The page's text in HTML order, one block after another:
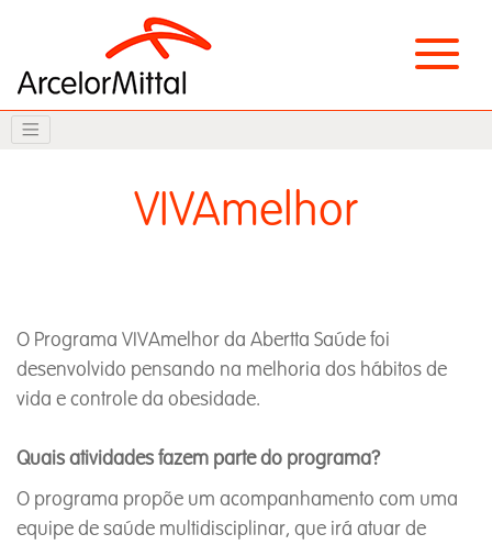
VIVAmelhor
O Programa VIVAmelhor da Abertta Saúde foi
desenvolvido pensando na melhoria dos hábitos de
vida e controle da obesidade.
Quais atividades fazem parte do programa?
O programa propõe um acompanhamento com uma
equipe de saúde multidisciplinar, que irá atuar de